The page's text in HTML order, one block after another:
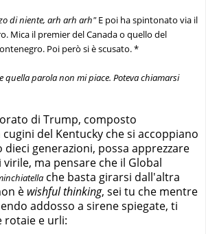
di niente, arh arh arh"E poi ha spintonato via il
Mica il premier del Canada o quello del
Poi però si è scusato. *
quella parola non mi piace. Poteva chiamarsi
di Trump, composto
del Kentucky che si accoppiano
generazioni, possa apprezzare
ma pensare che il Global
che basta girarsi dall'altra
è wishful thinking, sei tu che mentre
addosso a sirene spiegate, ti
rotaie e urli: